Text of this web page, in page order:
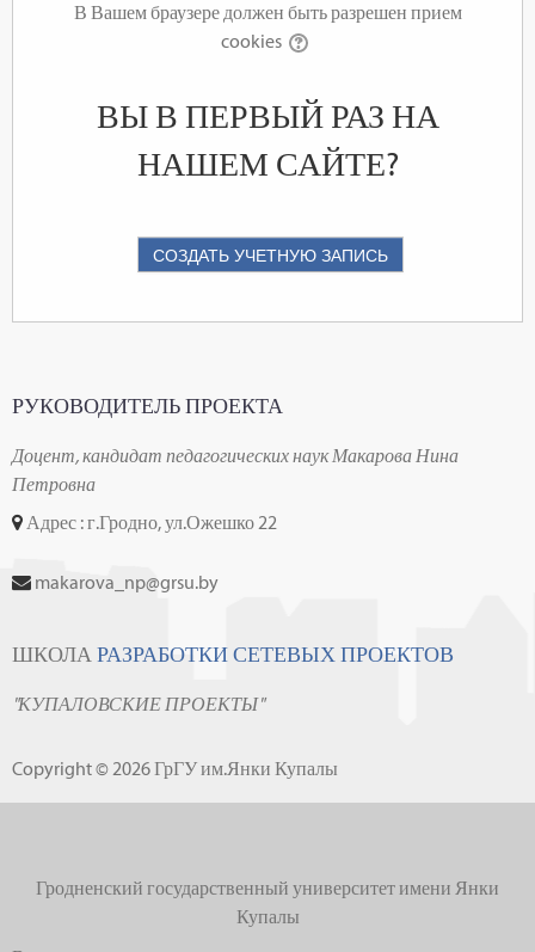
В Вашем браузере должен быть разрешен прием
cookies
ВЫ В ПЕРВЫЙ РАЗ НА
НАШЕМ САЙТЕ?
РУКОВОДИТЕЛЬ ПРОЕКТА
Доцент, кандидат педагогических наук Макарова Нина
Петровна
Адрес : г.Гродно, ул.Ожешко 22
makarova_np@grsu.by
ШКОЛА РАЗРАБОТКИ СЕТЕВЫХ ПРОЕКТОВ
"КУПАЛОВСКИЕ ПРОЕКТЫ"
Copyright © 2026 ГрГУ им.Янки Купалы
Гродненский государственный университет имени Янки
Купалы